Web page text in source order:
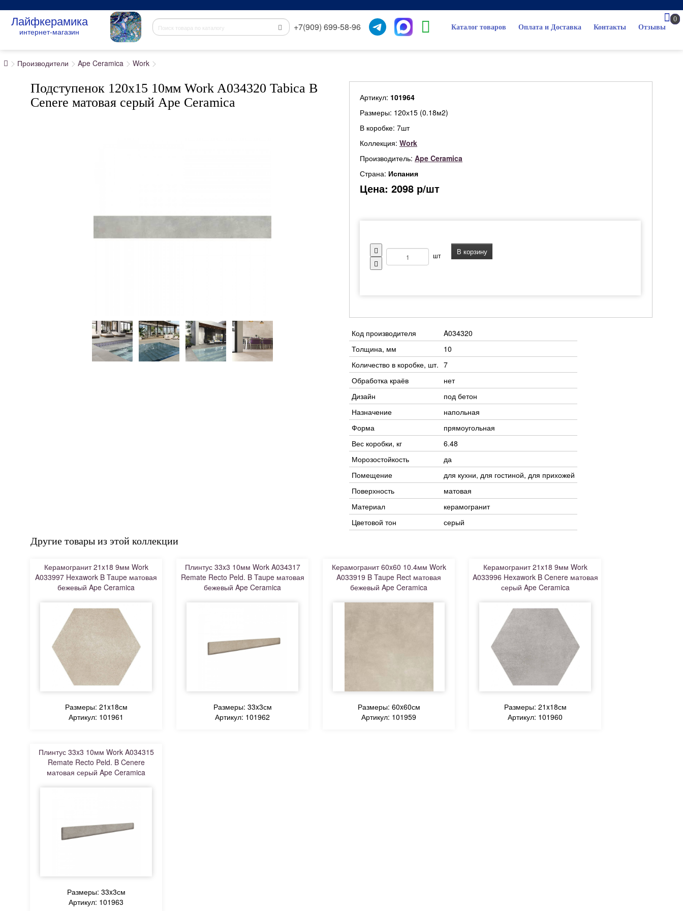
Лайфкерамика
интернет-магазин +7(909) 699-58-96 Каталог товаров Оплата и Доставка Контакты Отзывы
0
Производители Ape Ceramica Work
Подступенок 120x15 10мм Work A034320 Tabica B
Cenere матовая серый Ape Ceramica
Артикул: 101964
Размеры: 120х15 (0.18м2)
В коробке: 7шт
Коллекция: Work
Производитель: Ape Ceramica
Страна: Испания
Цена: 2098 р/шт
шт В корзину
Код производителя
A034320
Толщина, мм
10
Количество в коробке, шт. 7
Обработка краёв
нет
Дизайн
под бетон
Назначение
напольная
Форма
прямоугольная
Вес коробки, кг
6.48
Морозостойкость
да
Помещение
для кухни, для гостиной, для прихожей
Поверхность
матовая
Материал
керамогранит
Цветовой тон
серый
Другие товары из этой коллекции
Керамогранит 21x18 9мм Work
A033997 Hexawork B Taupe матовая
бежевый Ape Ceramica
Размеры: 21x18см
Артикул: 101961
Плинтус 33x3 10мм Work A034317
Remate Recto Peld. B Taupe матовая
бежевый Ape Ceramica
Размеры: 33x3см
Артикул: 101962
Керамогранит 60x60 10.4мм Work
A033919 B Taupe Rect матовая
бежевый Ape Ceramica
Размеры: 60x60см
Артикул: 101959
Керамогранит 21x18 9мм Work
A033996 Hexawork B Cenere матовая
серый Ape Ceramica
Размеры: 21x18см
Артикул: 101960
Плинтус 33x3 10мм Work A034315
Remate Recto Peld. B Cenere
матовая серый Ape Ceramica
Размеры: 33x3см
Артикул: 101963